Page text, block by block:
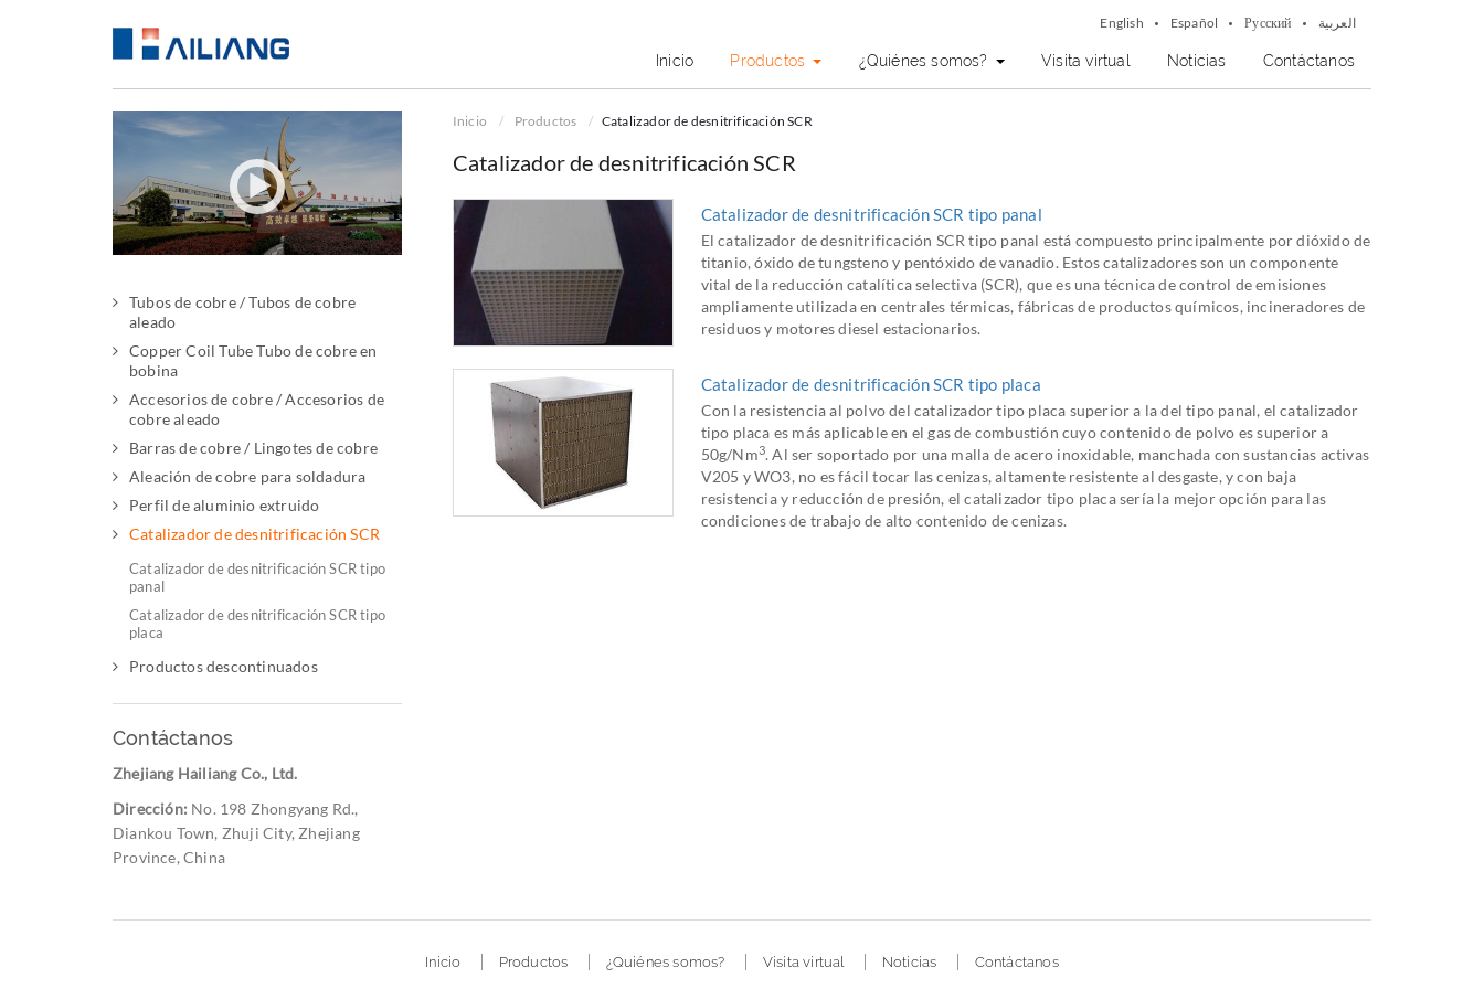
English Español Русский العربية
Inicio Productos ¿Quiénes somos? Visita virtual Noticias Contáctanos
Inicio Productos Catalizador de desnitrificación SCR
Catalizador de desnitrificación SCR
Catalizador de desnitrificación SCR tipo panal
El catalizador de desnitrificación SCR tipo panal está compuesto principalmente por dióxido de
titanio, óxido de tungsteno y pentóxido de vanadio. Estos catalizadores son un componente
vital de la reducción catalítica selectiva (SCR), que es una técnica de control de emisiones
ampliamente utilizada en centrales térmicas, fábricas de productos químicos, incineradores de
residuos y motores diesel estacionarios.
Catalizador de desnitrificación SCR tipo placa
Con la resistencia al polvo del catalizador tipo placa superior a la del tipo panal, el catalizador
tipo placa es más aplicable en el gas de combustión cuyo contenido de polvo es superior a
50g/Nm3. Al ser soportado por una malla de acero inoxidable, manchada con sustancias activas
V205 y WO3, no es fácil tocar las cenizas, altamente resistente al desgaste, y con baja
resistencia y reducción de presión, el catalizador tipo placa sería la mejor opción para las
condiciones de trabajo de alto contenido de cenizas.
Tubos de cobre / Tubos de cobre
aleado
Copper Coil Tube Tubo de cobre en
bobina
Accesorios de cobre / Accesorios de
cobre aleado
Barras de cobre / Lingotes de cobre
Aleación de cobre para soldadura
Perfil de aluminio extruido
Catalizador de desnitrificación SCR
Catalizador de desnitrificación SCR tipo
panal
Catalizador de desnitrificación SCR tipo
placa
Productos descontinuados
Contáctanos
Zhejiang Hailiang Co., Ltd.
Dirección: No. 198 Zhongyang Rd.,
Diankou Town, Zhuji City, Zhejiang
Province, China
Inicio Productos ¿Quiénes somos? Visita virtual Noticias Contáctanos